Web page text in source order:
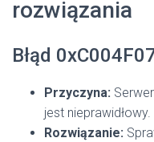
rozwiązania
Błąd
Przyczyna:
jest nieprawidłowy.
Rozwiązanie: